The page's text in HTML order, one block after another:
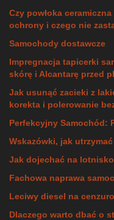
Czy powłoka
ochrony i czego nie
Samochody dostawcze
Impregnacja tapicerki
skórę i Alcantarę przed
Jak usunąć zacieki z
korekta i polerowanie
Perfekcyjny Samochód:
Wskazówki, jak
Jak dojechać na lotnisko
Fachowa naprawa
Leciwy diesel na
Dlaczego warto dbać o